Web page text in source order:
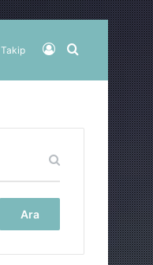
Takip Kayıt OlArama yap